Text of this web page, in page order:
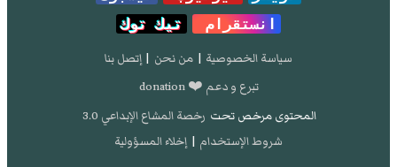
انستقرام
تيك توك
سياسة الخصوصية | من نحن | إتصل بنا
تبرع و دعم ❤️ donation
المحتوى مرخص تحت رخصة المشاع الإبداعي 3.0
شروط الإستخدام | إخلاء المسؤولية